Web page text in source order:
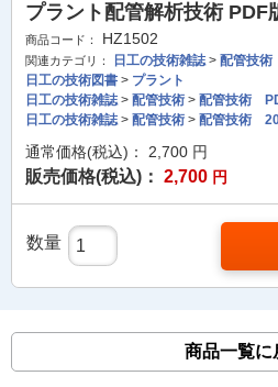
プラント配管解析技術 PDF
商品コード： HZ1502
関連カテゴリ： 日工の技術雑誌> 配管技術
日工の技術図書 > プラント
日工の技術雑誌> 配管技術 > 配管技術
日工の技術雑誌> 配管技術 > 配管技術
通常価格(税込)： 2,700 円
販売価格(税込)： 2,700 円
数量
商品一覧に